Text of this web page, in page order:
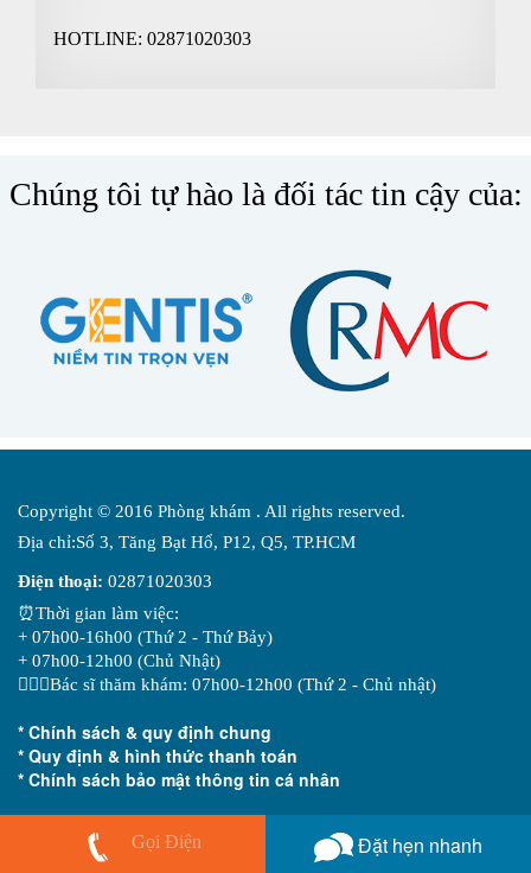
HOTLINE: 02871020303
Chúng tôi tự hào là đối tác tin cậy của:
Copyright © 2016 Phòng khám . All rights reserved.
Địa chỉ:Số 3, Tăng Bạt Hổ, P12, Q5, TP.HCM
Điện thoại: 02871020303
⏰Thời gian làm việc:
+ 07h00-16h00 (Thứ 2 - Thứ Bảy)
+ 07h00-12h00 (Chủ Nhật)
👨🏻‍⚕️Bác sĩ thăm khám: 07h00-12h00 (Thứ 2 - Chủ nhật)
* Chính sách & quy định chung
* Quy định & hình thức thanh toán
* Chính sách bảo mật thông tin cá nhân
Gọi Điện Đặt hẹn nhanh